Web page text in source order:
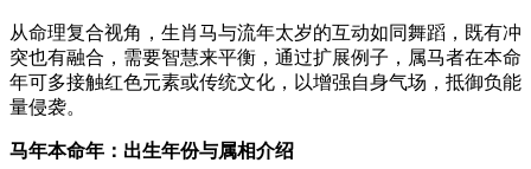
从命理复合视角，生肖马与流年太岁的互动如同舞蹈，既有冲
突也有融合，需要智慧来平衡，通过扩展例子，属马者在本命
年可多接触红色元素或传统文化，以增强自身气场，抵御负能
量侵袭。
马年本命年：出生年份与属相介绍